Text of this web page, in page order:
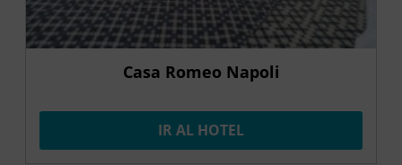
Casa Romeo Napoli
IR AL HOTEL